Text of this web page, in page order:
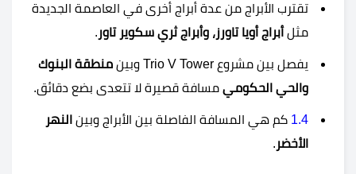
تقترب الأبراج من عدة أبراج أخرى في العاصمة الجديدة
مثلأبراج أويا تاورز، وأبراج ثري سكوير تاور .
يفصل بين مشروع Trio V Tower وبين
منطقة البنوك
والحي الحكومي مسافة قصيرة لا تتعدى بضع دقائق.
1.4 كم هي المسافة الفاصلة بين الأبراج وبين النهر
الأخضر .